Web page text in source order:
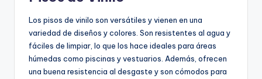
Los pisos de vinilo son versátiles y vienen en una
variedad de diseños y colores. Son resistentes al agua y
fáciles de limpiar, lo que los hace ideales para áreas
húmedas como piscinas y vestuarios. Además, ofrecen
una buena resistencia al desgaste y son cómodos para